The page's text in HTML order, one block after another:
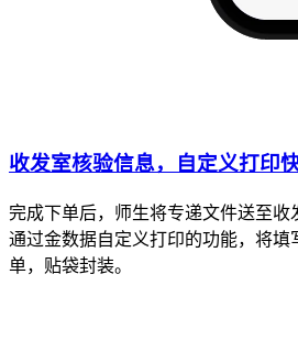
收发室核验信息，自定义打印
完成下单后，师生将专递文件送至收
通过金数据自定义打印的功能，将填
单，贴袋封装。